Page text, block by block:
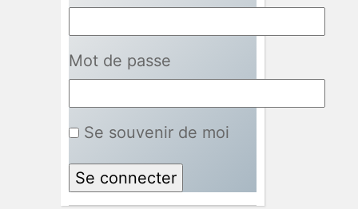
Mot de passe
Se souvenir de moi